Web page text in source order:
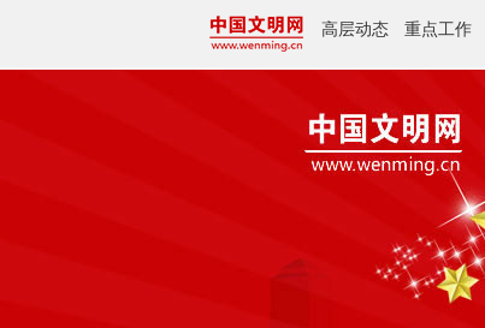
高层动态 重点工作